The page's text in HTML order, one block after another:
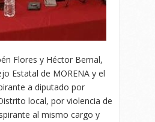
Flores y Héctor Bernal,
Estatal de MORENA y el
a diputado por
local, por violencia de
al mismo cargo y